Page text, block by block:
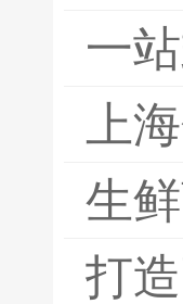
一
上
生
打